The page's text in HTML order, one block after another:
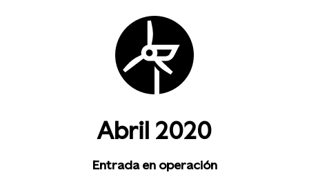
Abril 2020
Entrada en operación